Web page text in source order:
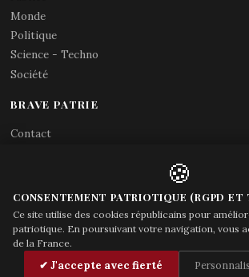
Monde
Politique
Science - Techno
Société
BRAVE PATRIE
Contact
Acces gouvernement
© Brave Patrie + friends—
🍪
CONSENTEMENT PATRIOTIQUE (RGPD
Ce site utilise des cookies républicains pour
patriotique. En poursuivant votre navigation, vous
de la France.
✔ J'accepte avec fierté